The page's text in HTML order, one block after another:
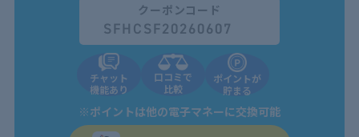
クーポンコード
SFHCSF20260607
チャット
機能あり
口コミで
比較
ポイントが
貯まる
※ポイントは他の電子マネーに交換可能